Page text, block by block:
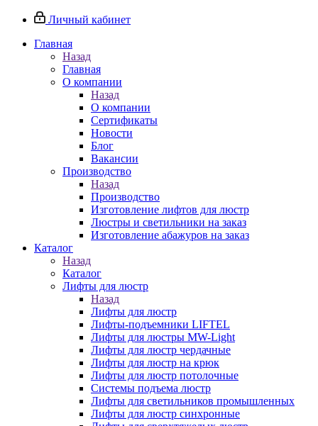
Личный кабинет
Главная
Назад
Главная
О компании
Назад
О компании
Сертификаты
Новости
Блог
Вакансии
Производство
Назад
Производство
Изготовление лифтов для люстр
Люстры и светильники на заказ
Изготовление абажуров на заказ
Каталог
Назад
Каталог
Лифты для люстр
Назад
Лифты для люстр
Лифты-подъемники LIFTEL
Лифты для люстры MW-Light
Лифты для люстр чердачные
Лифты для люстр на крюк
Лифты для люстр потолочные
Системы подъема люстр
Лифты для светильников промышленных
Лифты для люстр синхронные